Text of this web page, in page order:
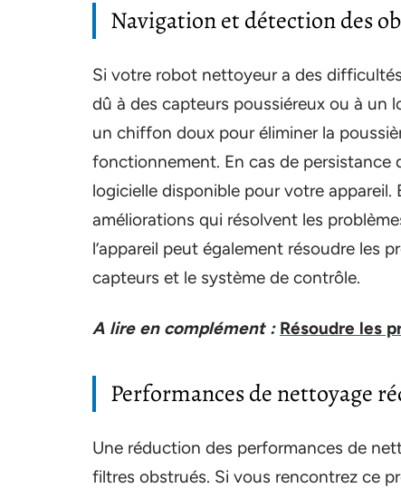
Navigation et détection des
Si votre robot nettoyeur a des
dû à des capteurs poussiéreux ou à un
un chiffon doux pour éliminer la
fonctionnement. En cas de persistance
logicielle disponible pour votre
améliorations qui résolvent les
l’appareil peut également résoudre les
capteurs et le système de contrôle.
A lire en complément : Résoudre les
Performances de nettoyage
Une réduction des performances de
filtres obstrués. Si vous rencontrez ce